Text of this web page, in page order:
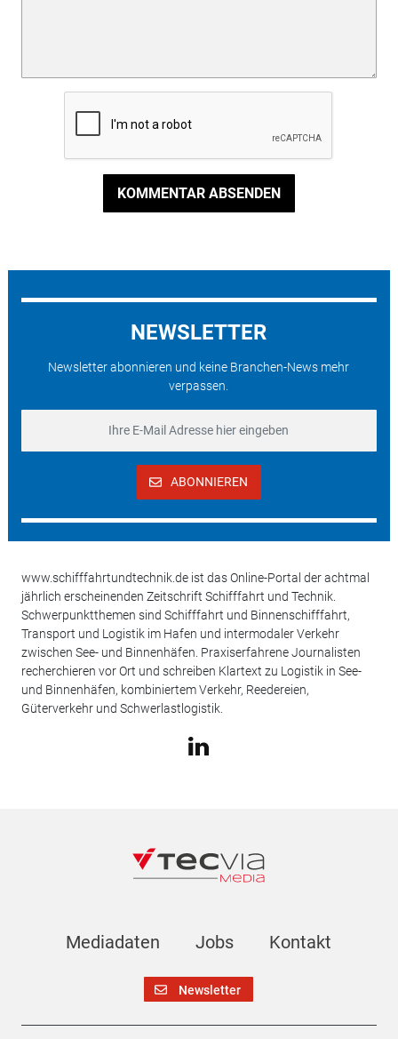
KOMMENTAR ABSENDEN
NEWSLETTER
Newsletter abonnieren und keine Branchen-News mehr
verpassen.
ABONNIEREN
www.schifffahrtundtechnik.de ist das Online-Portal der achtmal
jährlich erscheinenden Zeitschrift Schifffahrt und Technik.
Schwerpunktthemen sind Schifffahrt und Binnenschifffahrt,
Transport und Logistik im Hafen und intermodaler Verkehr
zwischen See- und Binnenhäfen. Praxiserfahrene Journalisten
recherchieren vor Ort und schreiben Klartext zu Logistik in See-
und Binnenhäfen, kombiniertem Verkehr, Reedereien,
Güterverkehr und Schwerlastlogistik.
Mediadaten Jobs Kontakt
Newsletter